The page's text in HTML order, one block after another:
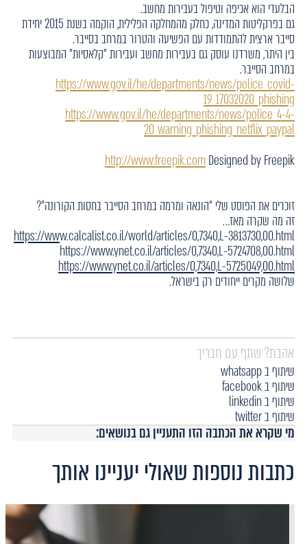
הבלעדי הוא אכיפה וטיפול בעבירות מחשב.
גם בפרקליטות המדינה, כחלק מהמחלקה הפלילית, הוקמה בשנת 2015 יחידת
סייבר ארצית להתמודדות עם הפשיעה והטרור במרחב בסייבר.
בין היתר, משרדנו עוסק גם בעבירות מחשב ועבירות "קלאסיות" המבוצעות
במרחב הסייבר.
https://www.gov.il/he/departments/news/police_covid-
19_17032020_phishing
https://www.gov.il/he/departments/news/police_4-4-
20_warning_phishing_netflix_paypal
http://www.freepik.comDesigned by Freepik
זוכרים את הפוסט שלי"הונאה ומרמה במרחב הסייבר בחסות הקורונה"?
זה מה שקרה מאז…
https://www.calcalist.co.il/world/articles/0,7340,L-3813730,00.html
https://www.ynet.co.il/articles/0,7340,L-5724708,00.html
https://www.ynet.co.il/articles/0,7340,L-5725049,00.html
שלושה מקרים ייחודים רק בישראל.
אהבת? שתף עם חבריך
שיתוף ב whatsapp
שיתוף ב facebook
שיתוף ב linkedin
שיתוף ב twitter
מי שקרא את הכתבה הזו התעניין גם בנושאים:
כתבות נוספות שאולי יעניינו אותך